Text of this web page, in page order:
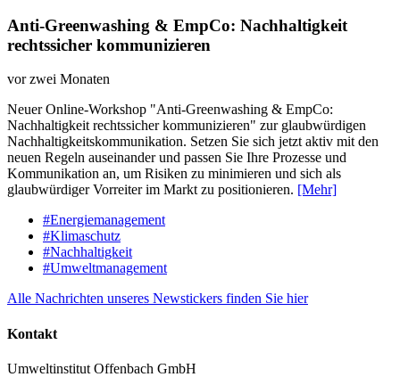
Anti-Greenwashing & EmpCo: Nachhaltigkeit
rechtssicher kommunizieren
vor zwei Monaten
Neuer Online-Workshop "Anti-Greenwashing & EmpCo:
Nachhaltigkeit rechtssicher kommunizieren" zur glaubwürdigen
Nachhaltigkeitskommunikation. Setzen Sie sich jetzt aktiv mit den
neuen Regeln auseinander und passen Sie Ihre Prozesse und
Kommunikation an, um Risiken zu minimieren und sich als
glaubwürdiger Vorreiter im Markt zu positionieren. [Mehr]
#Energiemanagement
#Klimaschutz
#Nachhaltigkeit
#Umweltmanagement
Alle Nachrichten unseres Newstickers finden Sie hier
Kontakt
Umweltinstitut Offenbach GmbH